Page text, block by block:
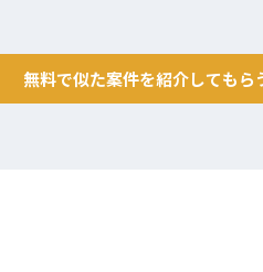
無料で似た案件を紹介してもら